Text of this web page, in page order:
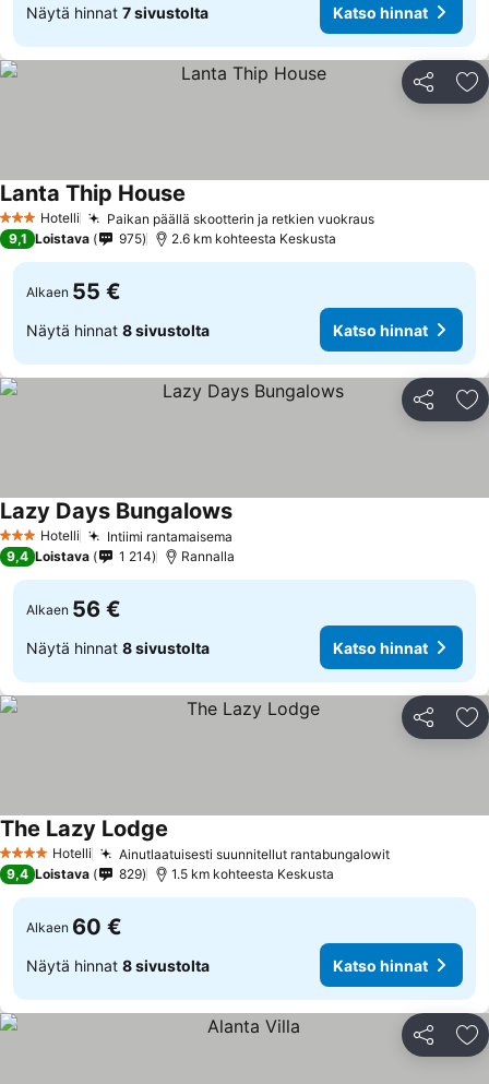
Näytä hinnat 7 sivustolta Katso hinnat
Jaa
3 Tähtiluokitus
Hotelli Paikan päällä skootterin ja retkien vuokraus
Lanta Thip House
9,1 Loistava 975 2.6 km kohteesta Keskusta
Alkaen 55 €
Näytä hinnat 8 sivustolta Katso hinnat
Jaa
3 Tähtiluokitus
Hotelli Intiimi rantamaisema
Lazy Days Bungalows
9,4 Loistava 1 214 Rannalla
Alkaen 56 €
Näytä hinnat 8 sivustolta Katso hinnat
Jaa
4 Tähtiluokitus
Hotelli Ainutlaatuisesti suunnitellut rantabungalowit
The Lazy Lodge
9,4 Loistava 829 1.5 km kohteesta Keskusta
Alkaen 60 €
Näytä hinnat 8 sivustolta Katso hinnat
Jaa